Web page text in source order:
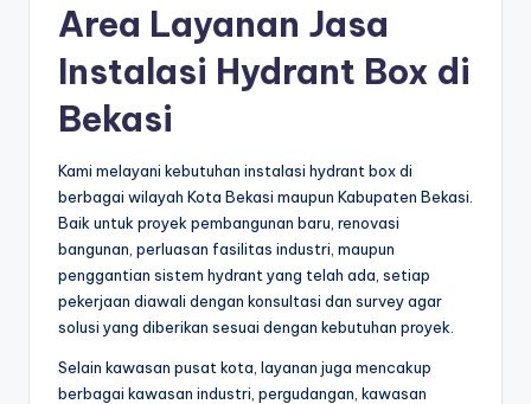
Area Layanan Jasa
Instalasi Hydrant Box di
Bekasi
Kami melayani kebutuhan instalasi hydrant box di
berbagai wilayah Kota Bekasi maupun Kabupaten Bekasi.
Baik untuk proyek pembangunan baru, renovasi
bangunan, perluasan fasilitas industri, maupun
penggantian sistem hydrant yang telah ada, setiap
pekerjaan diawali dengan konsultasi dan survey agar
solusi yang diberikan sesuai dengan kebutuhan proyek.
Selain kawasan pusat kota, layanan juga mencakup
berbagai kawasan industri, pergudangan, kawasan